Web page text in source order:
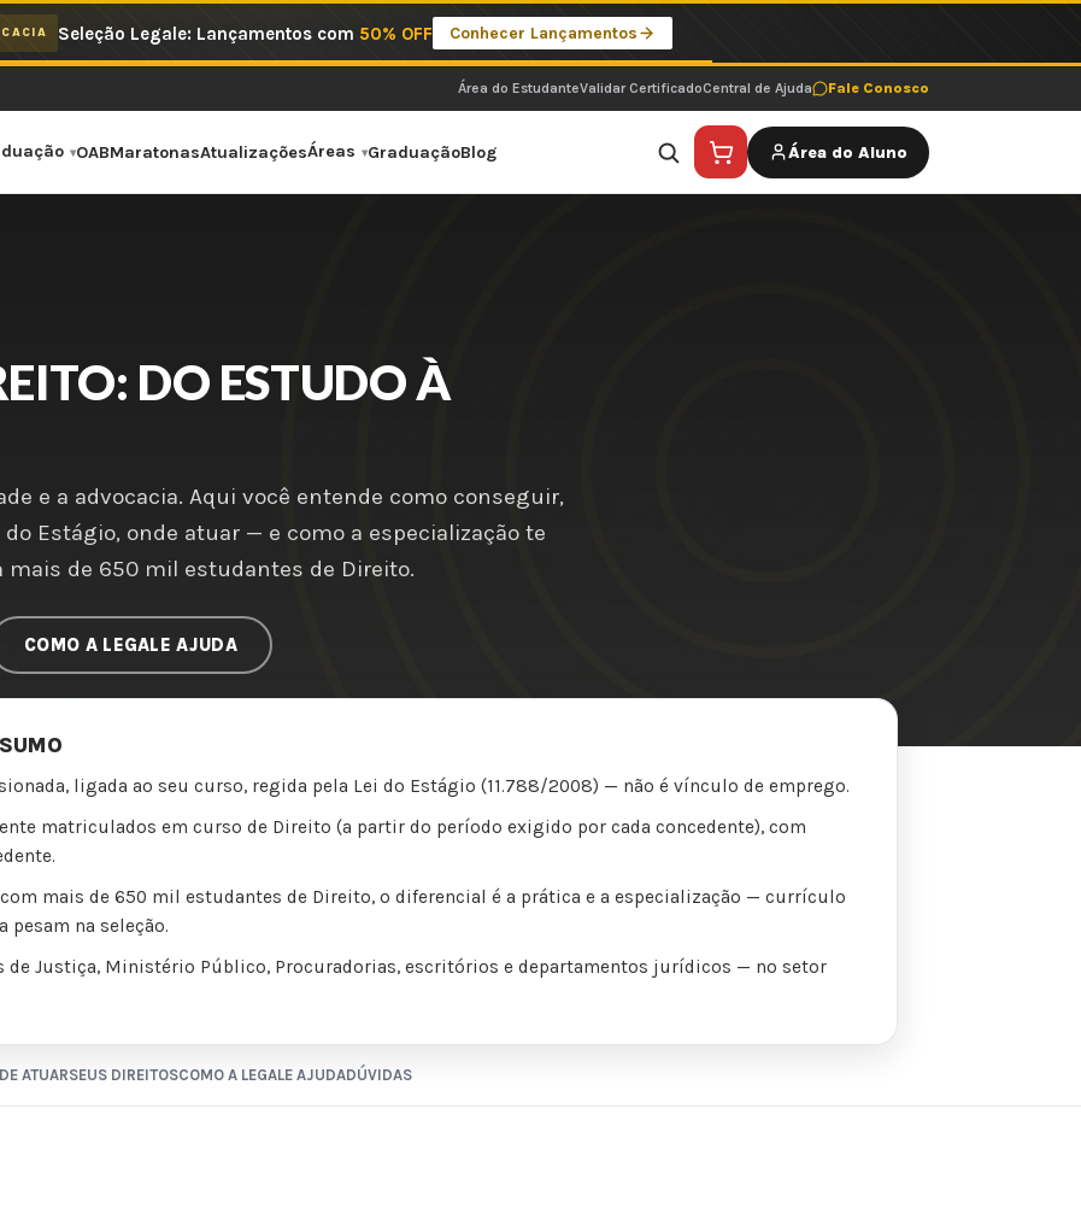
Seleção Legale: Lançamentos com 50% OFF Conhecer Lançamentos
Área do EstudanteValidar CertificadoCentral de Ajuda Fale Conosco
OABMaratonasAtualizaçõesÁreas GraduaçãoBlog Área do Aluno
DO ESTUDO À
e a advocacia. Aqui você entende como conseguir,
Estágio, onde atuar — e como a especialização te
de 650 mil estudantes de Direito.
COMO A LEGALE AJUDA
ligada ao seu curso, regida pela Lei do Estágio (11.788/2008) — não é vínculo de emprego.
matriculados em curso de Direito (a partir do período exigido por cada concedente), com
mais de 650 mil estudantes de Direito, o diferencial é a prática e a especialização — currículo
pesam na seleção.
de Justiça, Ministério Público, Procuradorias, escritórios e departamentos jurídicos — no setor
ATUARSEUS DIREITOSCOMO A LEGALE AJUDADÚVIDAS